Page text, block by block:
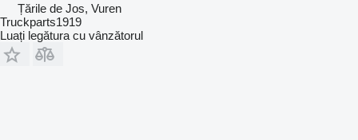
Țările de Jos, Vuren
Truckparts1919
Luați legătura cu vânzătorul